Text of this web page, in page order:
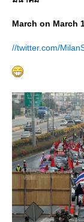
March on March
//twitter.com/